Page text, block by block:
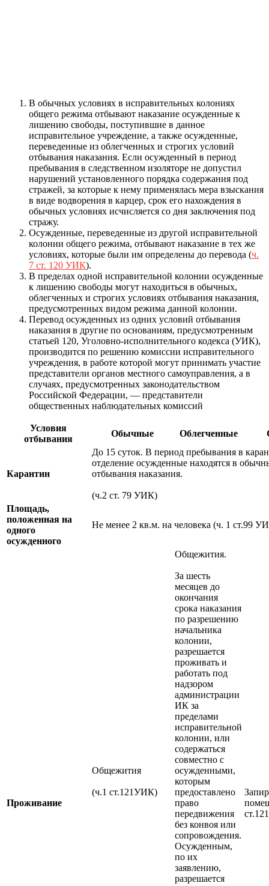
В обычных условиях в исправительных колониях
общего режима отбывают наказание осужденные к
лишению свободы, поступившие в данное
исправительное учреждение, а также осужденные,
переведенные из облегченных и строгих условий
отбывания наказания. Если осужденный в период
пребывания в следственном изоляторе не допустил
нарушений установленного порядка содержания под
стражей, за которые к нему применялась мера взыскания
в виде водворения в карцер, срок его нахождения в
обычных условиях исчисляется со дня заключения под
стражу.
Осужденные, переведенные из другой исправительной
колонии общего режима, отбывают наказание в тех же
условиях, которые были им определены до перевода (ч.
7 ст. 120 УИК).
В пределах одной исправительной колонии осужденные
к лишению свободы могут находиться в обычных,
облегченных и строгих условиях отбывания наказания,
предусмотренных видом режима данной колонии.
Перевод осужденных из одних условий отбывания
наказания в другие по основаниям, предусмотренным
статьей 120, Уголовно-исполнительного кодекса (УИК),
производится по решению комиссии исправительного
учреждения, в работе которой могут принимать участие
представители органов местного самоуправления, а в
случаях, предусмотренных законодательством
Российской Федерации, — представители
общественных наблюдательных комиссий
Условия
отбывания
Обычные Облегченные
Карантин
До 15 суток. В период пребывания в
отделение осужденные находятся в
отбывания наказания.
(ч.2 ст. 79 УИК)
Площадь,
положенная на
одного
осужденного
Не менее 2 кв.м. на человека (ч. 1 ст.99
Проживание
Общежития
(ч.1 ст.121УИК)
Общежития.
За шесть
месяцев до
окончания
срока наказания
по разрешению
начальника
колонии,
разрешается
проживать и
работать под
надзором
администрации
ИК за
пределами
исправительной
колонии, или
содержаться
совместно с
осужденными,
которым
предоставлено
право
передвижения
без конвоя или
сопровождения.
Осужденным,
по их
заявлению,
разрешается